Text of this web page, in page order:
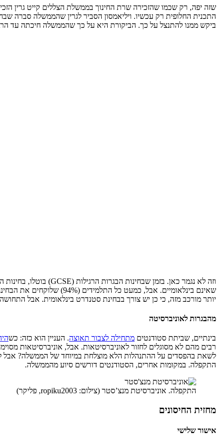
התכנית החלופית רק עכשיו. ויליאמסון הסביר לגרין שהממשלה סברה
ביקש ממנו להתנצל על כך. הביקורת היא על כך שהממשלה חיכתה עד
וזה לא נגמר כאן. בזמן שבחינות הבגרות הרגילות (GCSE) בוטלו, בחינות הבגרות הבינלאומיות (IGCSE)
שאינם בינלאומיים. אבל,
יותר מורכב מזה, כי כן יש צורך בבחינת סטנדרט בינלאומית. אבל
מהבגרות לאוניברסיטה
בינתיים, שביתת סטודנטים מתחילה לצבור תאוצה. העניין הוא כזה: כש
רבים מהם לא מסוגלים לחזור לאוניברסיטאות. אבל, אוניברסיטאות
לשאת בהפסדים על ההתנהלות הלא מוצלחת במיוחד של הממשלה? אבל
התקפלה. במקומות אחרים, הסטודנטים דורשים סיוע מהממשלה.
התקפלה. אוניברסיטת מנצ’סטר (צילום: ropiku2003, פליקר)
מחזית החיסונים
אישור שלישי